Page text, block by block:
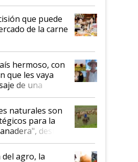
que puede
de la carne
hermoso, con
que les vaya
de una
sobre las
que se abren
Argentina, con
naturales son
para la
destaca
ya reúne a 46
en Argentina
agro, la